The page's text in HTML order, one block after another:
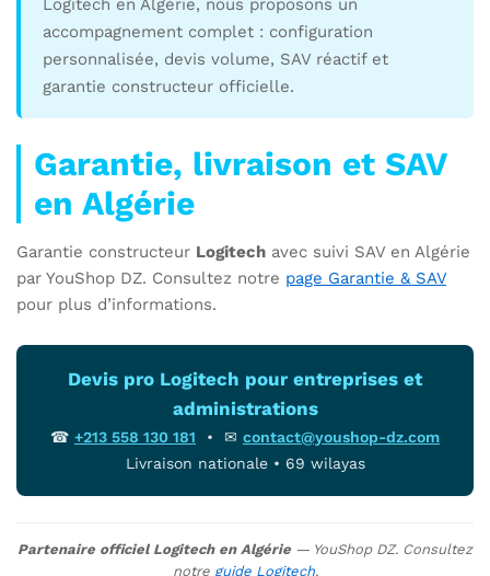
Logitech en Algérie, nous proposons un
accompagnement complet : configuration
personnalisée, devis volume, SAV réactif et
garantie constructeur officielle.
Garantie, livraison et SAV
en Algérie
Garantie constructeur Logitech avec suivi SAV en Algérie
par YouShop DZ. Consultez notre page Garantie & SAV
pour plus d’informations.
Devis pro Logitech pour entreprises et
administrations
☎ +213 558 130 181 • ✉ contact@youshop-dz.com
Livraison nationale • 69 wilayas
Partenaire officiel Logitech en Algérie — YouShop DZ. Consultez
notre guide Logitech.